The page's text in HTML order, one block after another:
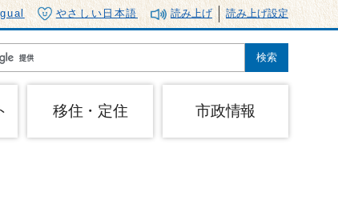
やさしい日本語 読み上げ 読み上げ設定
移住・定住 市政情報